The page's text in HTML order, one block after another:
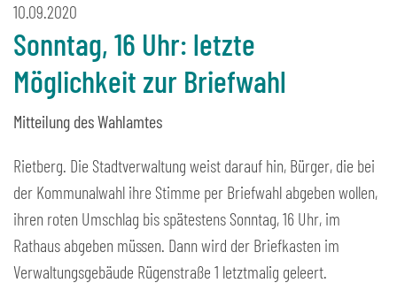
10.09.2020
Sonntag, 16 Uhr: letzte
Möglichkeit zur Briefwahl
Mitteilung des Wahlamtes
Rietberg. Die Stadtverwaltung weist darauf hin, Bürger, die bei
der Kommunalwahl ihre Stimme per Briefwahl abgeben wollen,
ihren roten Umschlag bis spätestens Sonntag, 16 Uhr, im
Rathaus abgeben müssen. Dann wird der Briefkasten im
Verwaltungsgebäude Rügenstraße 1 letztmalig geleert.